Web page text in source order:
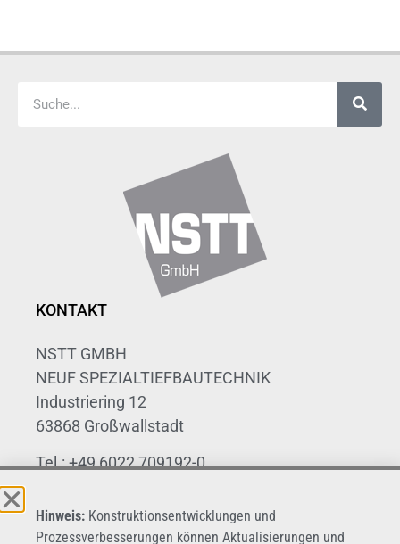
KONTAKT
NSTT GMBH
NEUF SPEZIALTIEFBAUTECHNIK
Industriering 12
63868 Großwallstadt
Tel.: +49 6022 709192-0
E-Mail: info@nstt.de
Hinweis: Konstruktionsentwicklungen und
Prozessverbesserungen können Aktualisierungen und